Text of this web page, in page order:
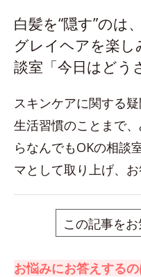
白髪を“隠す”のは
グレイヘアを楽
談室「今日はどう
スキンケアに関する
生活習慣のことまで
らなんでもOKの相談
マとして取り上げ、お
この記事を
お悩みにお答えする